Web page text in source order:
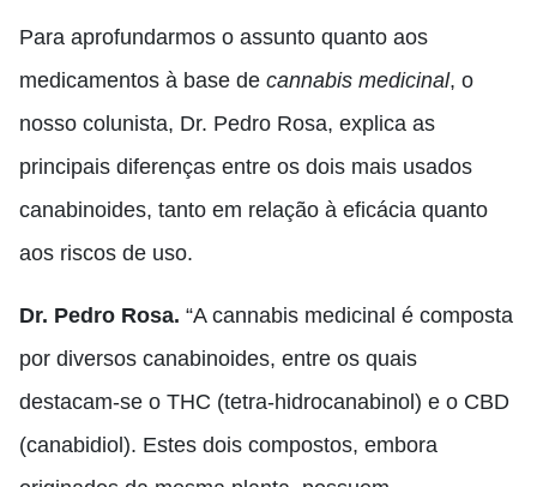
Para aprofundarmos o assunto quanto aos
medicamentos à base de cannabis medicinal, o
nosso colunista, Dr. Pedro Rosa, explica as
principais diferenças entre os dois mais usados
canabinoides, tanto em relação à eficácia quanto
aos riscos de uso.
Dr. Pedro Rosa. “A cannabis medicinal é composta
por diversos canabinoides, entre os quais
destacam-se o THC (tetra-hidrocanabinol) e o CBD
(canabidiol). Estes dois compostos, embora